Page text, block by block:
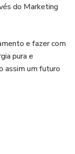
do Marketing
e fazer com
pura e
assim um futuro